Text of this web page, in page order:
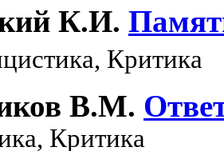
К.И.
Критика
В.М.
Критика